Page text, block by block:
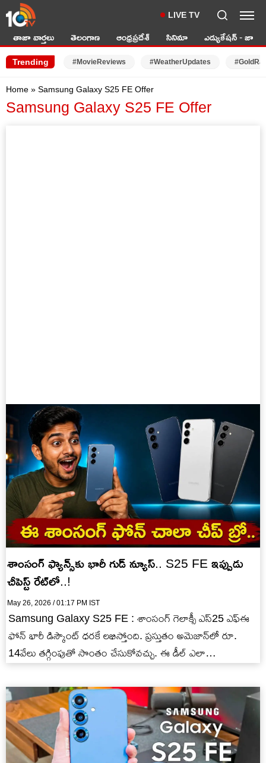
LIVE TV
తాజా వార్తలు తెలంగాణ ఆంధ్రప్రదేశ్ సినిమా ఎడ్యుకేషన్ - జాబ్స్
Trending #MovieReviews #WeatherUpdates
Home » Samsung Galaxy S25 FE Offer
Samsung Galaxy S25 FE Offer
శాంసంగ్ ఫ్యాన్స్‌కు భారీ గుడ్ న్యూస్.. S25 FE ఇప్పుడు
చీపెస్ట్ రేట్‌లో..!
May 26, 2026 / 01:17 PM IST
Samsung Galaxy S25 FE : శాంసంగ్ గెలాక్సీ ఎస్25 ఎఫ్ఈ
ఫోన్ భారీ డిస్కౌంట్ ధరకే లభిస్తోంది. ప్రస్తుతం అమెజాన్‌లో రూ.
14వేలు తగ్గింపుతో సొంతం చేసుకోవచ్చు. ఈ డీల్ ఎలా